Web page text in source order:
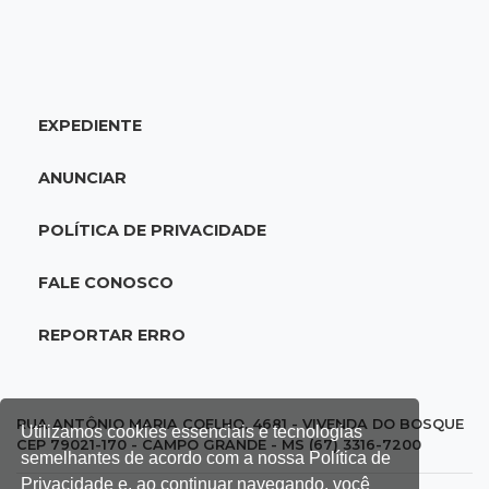
Utilizamos cookies essenciais e tecnologias
semelhantes de acordo com a nossa Política de
Privacidade e, ao continuar navegando, você
07:05De improviso à tradição
raízes bolivianas
07:00Post Patrocinado
Indústria da construção impulsiona MS e abre
em agressores de mulheres?
06:44 Justiça
EXPEDIENTE
ANUNCIAR
POLÍTICA DE PRIVACIDADE
FALE CONOSCO
REPORTAR ERRO
RUA ANTÔNIO MARIA COELHO, 4681 - VIVENDA DO BOSQUE
CEP 79021-170 - CAMPO GRANDE - MS (67) 3316-7200